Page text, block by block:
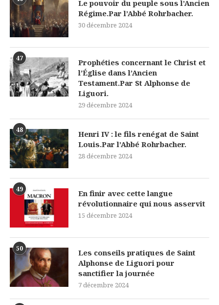
Le pouvoir du peuple sous l’Ancien
Régime.Par l’Abbé Rohrbacher.
30 décembre 2024
47
Prophéties concernant le Christ et
l’Église dans l’Ancien
Testament.Par St Alphonse de
Liguori.
29 décembre 2024
48
Henri IV : le fils renégat de Saint
Louis.Par l’Abbé Rohrbacher.
28 décembre 2024
49
En finir avec cette langue
révolutionnaire qui nous asservit
15 décembre 2024
50
Les conseils pratiques de Saint
Alphonse de Liguori pour
sanctifier la journée
7 décembre 2024